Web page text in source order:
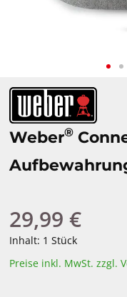
Weber®
Regulärer Preis:
29,99 €
Inhalt: 1 Stück
Preise inkl. MwSt. zzgl.